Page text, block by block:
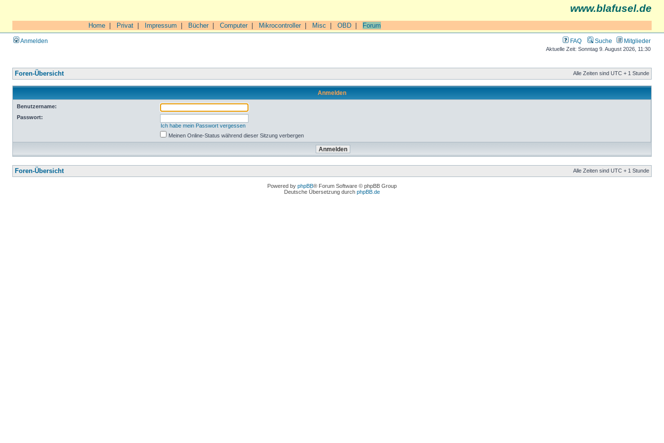
www.blafusel.de
Home Privat Impressum Bücher| Computer| Mikrocontroller| Misc OBD Forum
Anmelden FAQ Suche Mitglieder
Aktuelle Zeit: Sonntag 9. August 2026, 11:30
Foren-Übersicht Alle Zeiten sind UTC + 1 Stunde
Anmelden
Benutzername:
Passwort:
Ich habe mein Passwort vergessen
Meinen Online-Status während dieser Sitzung verbergen
Foren-Übersicht Alle Zeiten sind UTC + 1 Stunde
Powered by phpBB® Forum Software © phpBB Group
Deutsche Übersetzung durch phpBB.de